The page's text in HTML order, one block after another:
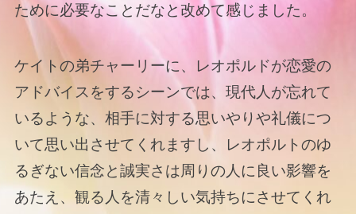
ために必要なことだなと改めて感じました。
ケイトの弟チャーリーに、レオポルドが恋愛の
アドバイスをするシーンでは、現代人が忘れて
いるような、相手に対する思いやりや礼儀につ
いて思い出させてくれますし、レオポルトのゆ
るぎない信念と誠実さは周りの人に良い影響を
あたえ、観る人を清々しい気持ちにさせてくれ